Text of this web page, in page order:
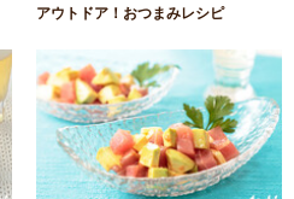
アウトドア！おつまみレシピ